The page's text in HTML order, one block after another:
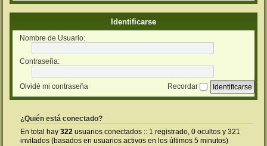
Identificarse
Nombre de Usuario:
Contraseña:
Olvidé mi contraseña Recordar
¿Quién está conectado?
En total hay 322 usuarios conectados :: 1 registrado, 0 ocultos y 321
invitados (basados en usuarios activos en los últimos 5 minutos)